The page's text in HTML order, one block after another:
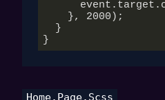
    },
2000 );
}
Home.page.scss